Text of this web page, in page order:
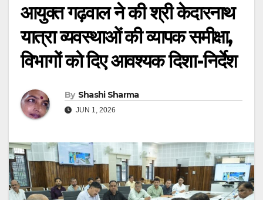
आयुक्त गढ़वाल ने की श्री केदारनाथ
यात्रा व्यवस्थाओं की व्यापक समीक्षा,
विभागों को दिए आवश्यक दिशा-निर्देश
By Shashi Sharma
JUN 1, 2026